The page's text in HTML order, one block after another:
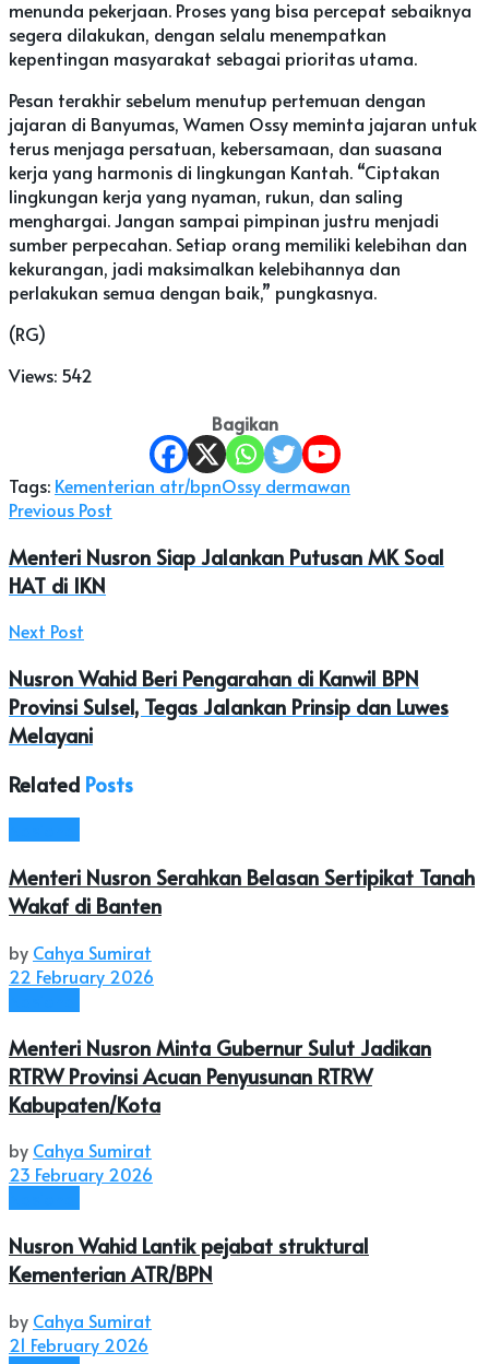
menunda pekerjaan. Proses yang bisa percepat sebaiknya
segera dilakukan, dengan selalu menempatkan
kepentingan masyarakat sebagai prioritas utama.
Pesan terakhir sebelum menutup pertemuan dengan
jajaran di Banyumas, Wamen Ossy meminta jajaran untuk
terus menjaga persatuan, kebersamaan, dan suasana
kerja yang harmonis di lingkungan Kantah. “Ciptakan
lingkungan kerja yang nyaman, rukun, dan saling
menghargai. Jangan sampai pimpinan justru menjadi
sumber perpecahan. Setiap orang memiliki kelebihan dan
kekurangan, jadi maksimalkan kelebihannya dan
perlakukan semua dengan baik,” pungkasnya.
(RG)
Views: 542
Bagikan
Tags: Kementerian atr/bpnOssy dermawan
Previous Post
Menteri Nusron Siap Jalankan Putusan MK Soal
HAT di IKN
Next Post
Nusron Wahid Beri Pengarahan di Kanwil BPN
Provinsi Sulsel, Tegas Jalankan Prinsip dan Luwes
Melayani
Related Posts
Menteri Nusron Serahkan Belasan Sertipikat Tanah
Wakaf di Banten
by Cahya Sumirat
22 February 2026
Menteri Nusron Minta Gubernur Sulut Jadikan
RTRW Provinsi Acuan Penyusunan RTRW
Kabupaten/Kota
by Cahya Sumirat
23 February 2026
Nusron Wahid Lantik pejabat struktural
Kementerian ATR/BPN
by Cahya Sumirat
21 February 2026